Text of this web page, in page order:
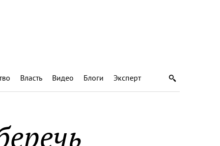
Власть Видео Блоги Эксперт